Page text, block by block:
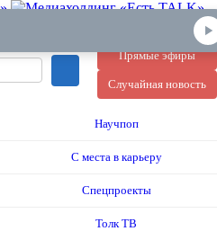
Прямые эфиры
Случайная новость
Научпоп
С места в карьеру
Спецпроекты
Толк ТВ